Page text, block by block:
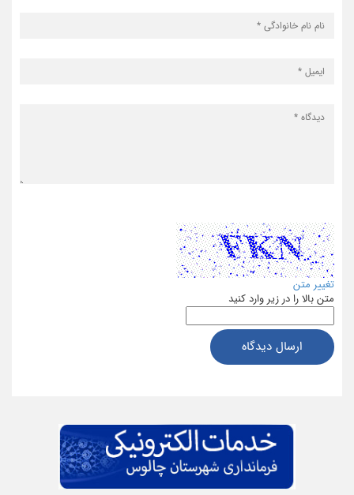
تغییر متن
متن بالا را در زیر وارد کنید
ارسال دیدگاه